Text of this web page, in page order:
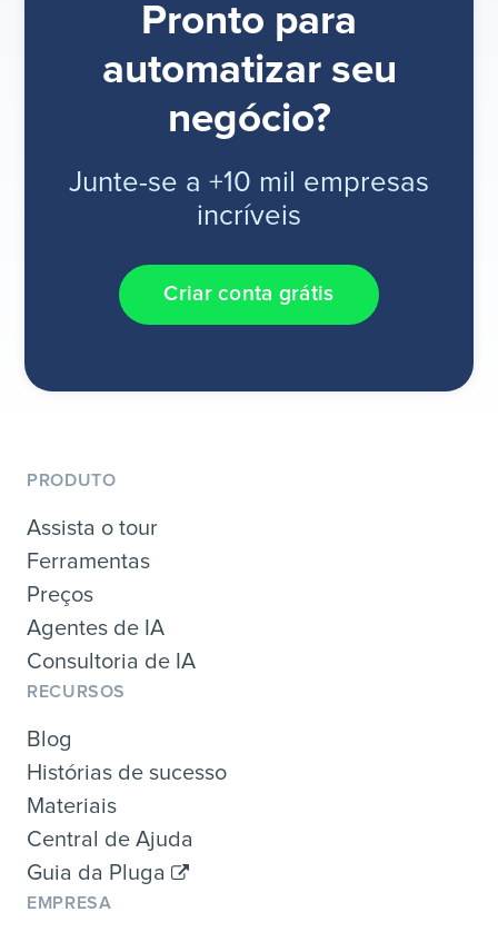
Pronto para
automatizar seu
negócio?
Junte-se a +10 mil empresas
incríveis
Criar conta grátis
PRODUTO
Assista o tour
Ferramentas
Preços
Agentes de IA
Consultoria de IA
RECURSOS
Blog
Histórias de sucesso
Materiais
Central de Ajuda
Guia da Pluga
EMPRESA